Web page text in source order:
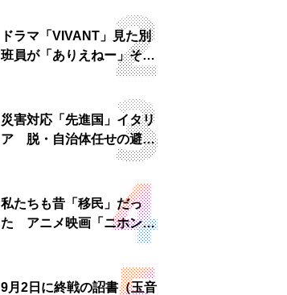
ドラマ「VIVANT」見た別
班員が「ありえねー」その
理由とは 非公然組織ゆえ
災害対応「先進国」イタリ
ア 脱・自治体任せの避難
所運営、被災者への温かい
私たちも昔「移民」だっ
た アニメ映画「ニホンジ
9月2日に終戦の詔書（玉音